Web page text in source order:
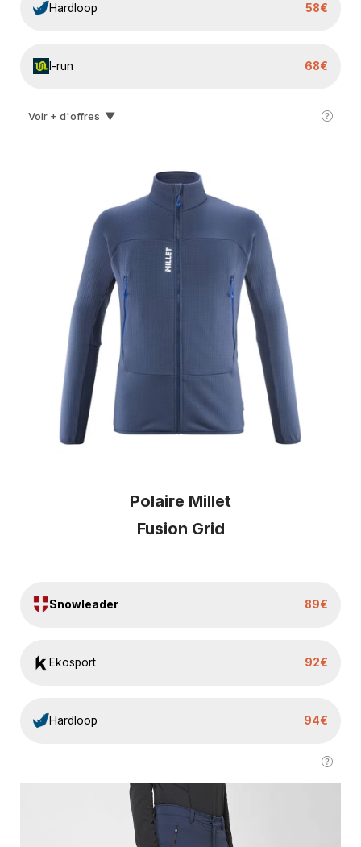
Hardloop 58€
I-run 68€
Ekosport 79€
Voir + d'offres ▼
Polaire Millet
Fusion Grid
Snowleader 89€
Ekosport 92€
Hardloop 94€